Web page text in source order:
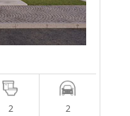
2 2